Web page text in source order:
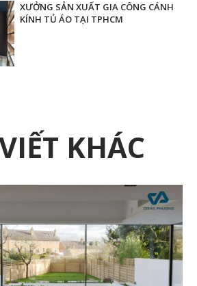
XƯỞNG SẢN XUẤT GIA CÔNG CÁNH
KÍNH TỦ ÁO TẠI TPHCM
KHÁC